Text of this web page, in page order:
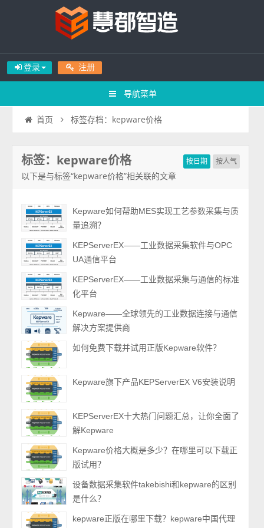
登录 注册
导航菜单
首页 标签存档：kepware价格
按日期 按人气
标签：kepware价格
以下是与标签“kepware价格”相关联的文章
Kepware如何帮助MES实现工艺参数采集与质
量追溯？
KEPServerEX——工业数据采集软件与OPC
UA通信平台
KEPServerEX——工业数据采集与通信的标准
化平台
Kepware——全球领先的工业数据连接与通信
解决方案提供商
如何免费下载并试用正版Kepware软件？
Kepware旗下产品KEPServerEX V6安装说明
KEPServerEX十大热门问题汇总，让你全面了
解Kepware
Kepware价格大概是多少？在哪里可以下载正
版试用？
设备数据采集软件takebishi和kepware的区别
是什么？
kepware正版在哪里下载？kepware中国代理